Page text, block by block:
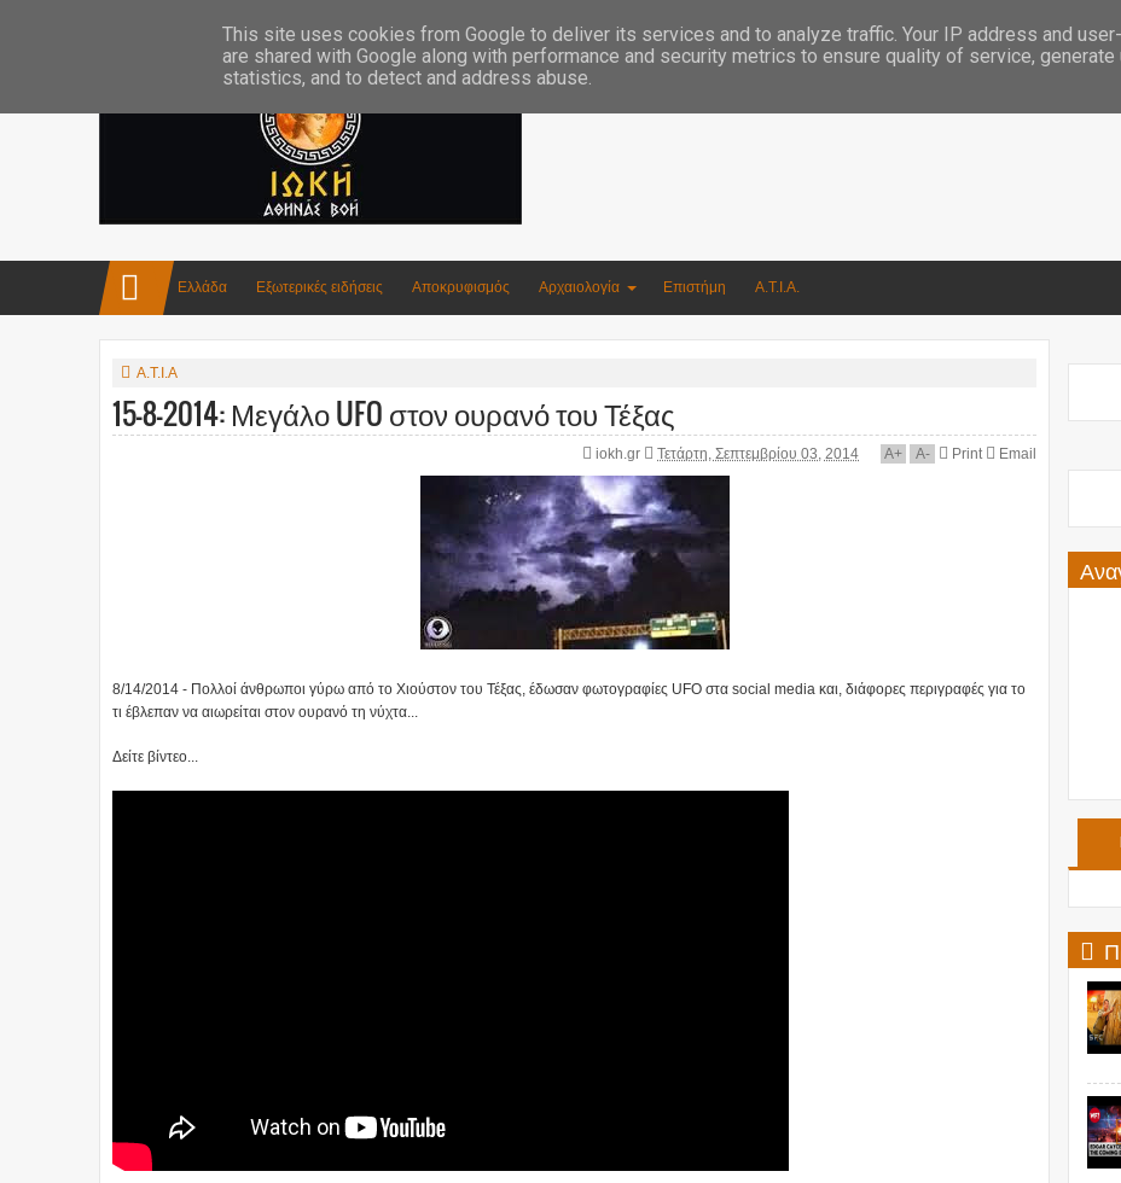
Ελλάδα Εξωτερικές ειδήσεις Αποκρυφισμός Αρχαιολογία Επιστήμη Α.Τ.Ι.Α.
Α.Τ.Ι.Α
15-8-2014: Μεγάλο UFO στον ουρανό του Τέξας
iokh.gr Τετάρτη, Σεπτεμβρίου 03, 2014 A+ A- Print Email
8/14/2014 - Πολλοί άνθρωποι γύρω από το Χιούστον του Τέξας, έδωσαν φωτογραφίες UFO στα social media και, διάφορες περιγραφές για το
τι έβλεπαν να αιωρείται στον ουρανό τη νύχτα...
Δείτε βίντεο...
This site uses cookies from Google to deliver its services and to analyze traffic. Your IP address and
are shared with Google along with performance and security metrics to ensure quality of service, generate
statistics, and to detect and address abuse.